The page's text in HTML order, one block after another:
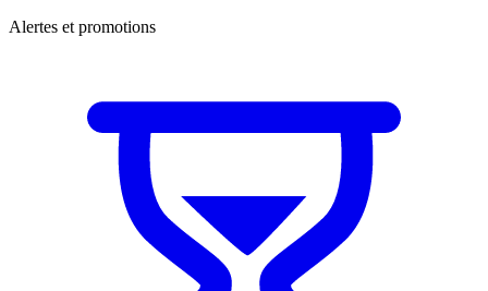
Alertes et promotions